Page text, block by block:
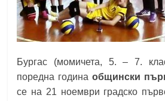
Бургас
Бургас (момичета, 5. – 7.
поредна годинаобщински
се на 21 ноември градско